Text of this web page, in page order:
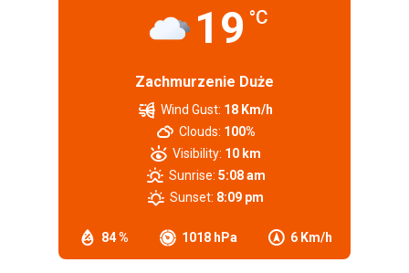
19 °C
Zachmurzenie Duże
84 % 1018 hPa 6 Km/h
Wind Gust: 18 Km/h
Clouds: 100%
Visibility: 10 km
Sunrise: 5:08 am
Sunset: 8:09 pm